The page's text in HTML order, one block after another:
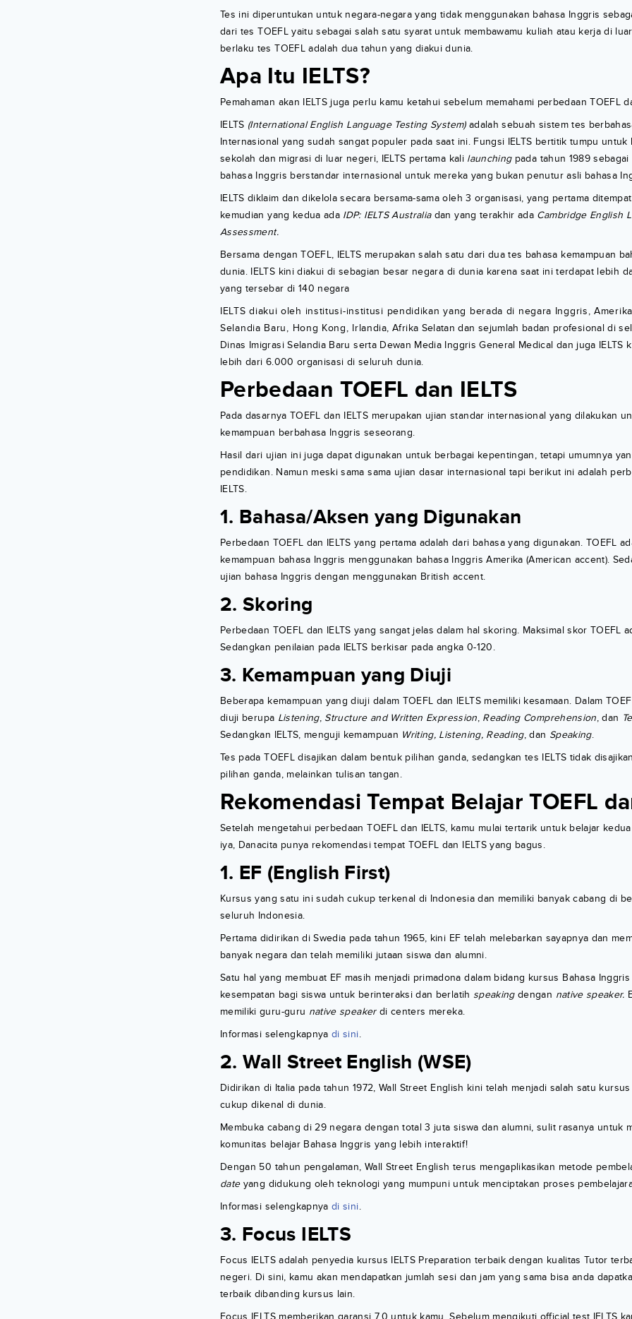
Tes ini diperuntukan untuk negara-negara yang tidak menggunakan bahasa Inggris
dari tes TOEFL yaitu sebagai salah satu syarat untuk membawamu kuliah atau kerja di
berlaku tes TOEFL adalah dua tahun yang diakui dunia.
Apa Itu IELTS?
Pemahaman akan IELTS juga perlu kamu ketahui sebelum memahami perbedaan TOEFL
IELTS (International English Language Testing System)adalah sebuah sistem tes
Internasional yang sudah sangat populer pada saat ini. Fungsi IELTS bertitik tumpu
sekolah dan migrasi di luar negeri, IELTS pertama kali launchingpada tahun 1989 sebagai
bahasa Inggris berstandar internasional untuk mereka yang bukan penutur asli bahasa
IELTS diklaim dan dikelola secara bersama-sama oleh 3 organisasi, yang pertama
kemudian yang kedua ada IDP: IELTS Australiadan yang terakhir ada Cambridge English
Assessment.
Bersama dengan TOEFL, IELTS merupakan salah satu dari dua tes bahasa kemampuan
dunia. IELTS kini diakui di sebagian besar negara di dunia karena saat ini terdapat lebih
yang tersebar di 140 negara
IELTS diakui oleh institusi-institusi pendidikan yang berada di negara Inggris,
Selandia Baru, Hong Kong, Irlandia, Afrika Selatan dan sejumlah badan profesional di
Dinas Imigrasi Selandia Baru serta Dewan Media Inggris General Medical dan juga IELTS
lebih dari 6.000 organisasi di seluruh dunia.
Perbedaan TOEFL dan IELTS
Pada dasarnya TOEFL dan IELTS merupakan ujian standar internasional yang dilakukan
kemampuan berbahasa Inggris seseorang.
Hasil dari ujian ini juga dapat digunakan untuk berbagai kepentingan, tetapi umumnya
pendidikan. Namun meski sama sama ujian dasar internasional tapi berikut ini adalah
IELTS.
1. Bahasa/Aksen yang Digunakan
Perbedaan TOEFL dan IELTS yang pertama adalah dari bahasa yang digunakan. TOEFL
kemampuan bahasa Inggris menggunakan bahasa Inggris Amerika (American accent).
ujian bahasa Inggris dengan menggunakan British accent.
2. Skoring
Perbedaan TOEFL dan IELTS yang sangat jelas dalam hal skoring. Maksimal skor TOEFL
Sedangkan penilaian pada IELTS berkisar pada angka 0-120.
3. Kemampuan yang Diuji
Beberapa kemampuan yang diuji dalam TOEFL dan IELTS memiliki kesamaan. Dalam
diuji berupa Listening, Structure and Written Expression, Reading Comprehension, dan
Sedangkan IELTS, menguji kemampuan Writing, Listening, Reading, dan Speaking.
Tes pada TOEFL disajikan dalam bentuk pilihan ganda, sedangkan tes IELTS tidak
pilihan ganda, melainkan tulisan tangan.
Rekomendasi Tempat Belajar TOEFL
Setelah mengetahui perbedaan TOEFL dan IELTS, kamu mulai tertarik untuk belajar
iya, Danacita punya rekomendasi tempat TOEFL dan IELTS yang bagus.
1. EF (English First)
Kursus yang satu ini sudah cukup terkenal di Indonesia dan memiliki banyak cabang di
seluruh Indonesia.
Pertama didirikan di Swedia pada tahun 1965, kini EF telah melebarkan sayapnya dan
banyak negara dan telah memiliki jutaan siswa dan alumni.
Satu hal yang membuat EF masih menjadi primadona dalam bidang kursus Bahasa
kesempatan bagi siswa untuk berinteraksi dan berlatih speakingdengan native speaker.
memiliki guru-guru native speakerdi centers mereka.
Informasi selengkapnya di sini.
2. Wall Street English (WSE)
Didirikan di Italia pada tahun 1972, Wall Street English kini telah menjadi salah satu
cukup dikenal di dunia.
Membuka cabang di 29 negara dengan total 3 juta siswa dan alumni, sulit rasanya untuk
komunitas belajar Bahasa Inggris yang lebih interaktif!
Dengan 50 tahun pengalaman, Wall Street English terus mengaplikasikan metode
dateyang didukung oleh teknologi yang mumpuni untuk menciptakan proses
Informasi selengkapnya di sini.
3. Focus IELTS
Focus IELTS adalah penyedia kursus IELTS Preparation terbaik dengan kualitas Tutor
negeri. Di sini, kamu akan mendapatkan jumlah sesi dan jam yang sama bisa anda
terbaik dibanding kursus lain.